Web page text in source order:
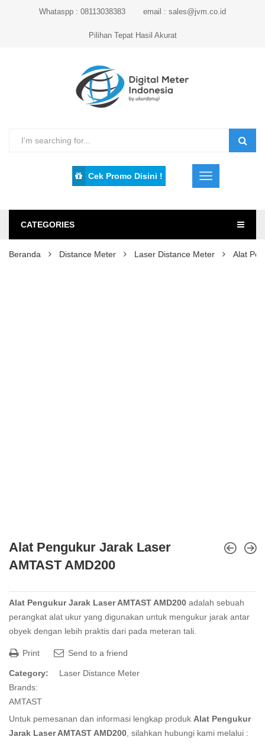
Whataspp : 08113038383 email : sales@jvm.co.id
Pilihan Tepat Hasil Akurat
Cek Promo Disini !
CATEGORIES
Beranda Distance Meter Laser Distance Meter Alat
Alat Pengukur Jarak Laser
AMTAST AMD200
Alat Pengukur Jarak Laser AMTAST AMD200 adalah sebuah
perangkat alat ukur yang digunakan untuk mengukur jarak antar
obyek dengan lebih praktis dari pada meteran tali.
Print Send to a friend
Category:
Laser Distance Meter
Brands:
AMTAST
Untuk pemesanan dan informasi lengkap produk Alat Pengukur
Jarak Laser AMTAST AMD200 , silahkan hubungi kami melalui :